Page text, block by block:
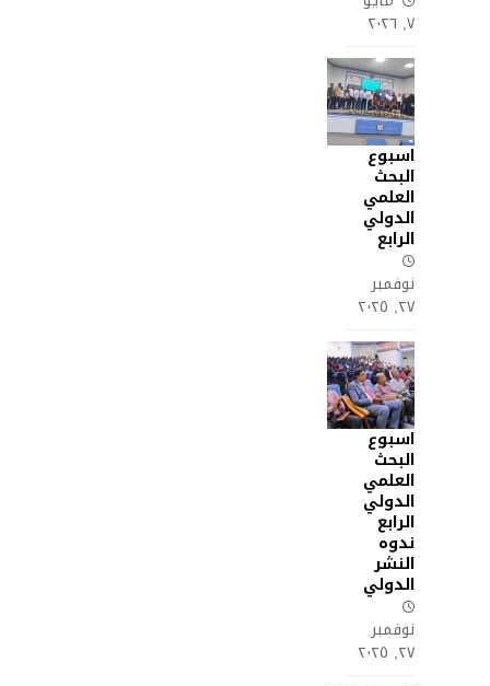
٧, ٢٠٢٦
اسبوع
البحث
العلمي
الدولي
الرابع
نوفمبر
٢٧, ٢٠٢٥
اسبوع
البحث
العلمي
الدولي
الرابع
ندوه
النشر
الدولي
نوفمبر
٢٧, ٢٠٢٥